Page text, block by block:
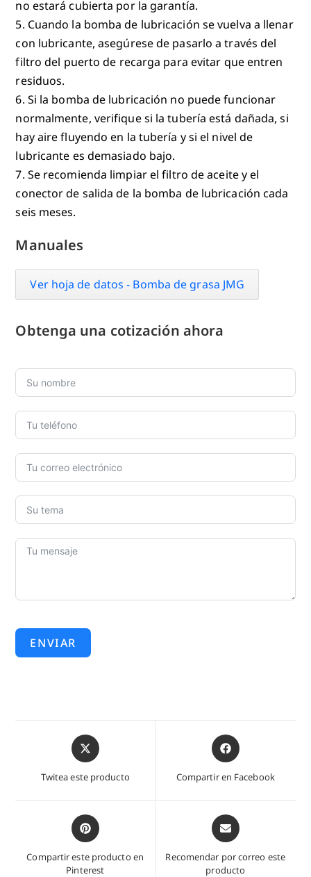
no estará cubierta por la garantía.
5. Cuando la bomba de lubricación se vuelva a llenar
con lubricante, asegúrese de pasarlo a través del
filtro del puerto de recarga para evitar que entren
residuos.
6. Si la bomba de lubricación no puede funcionar
normalmente, verifique si la tubería está dañada, si
hay aire fluyendo en la tubería y si el nivel de
lubricante es demasiado bajo.
7. Se recomienda limpiar el filtro de aceite y el
conector de salida de la bomba de lubricación cada
seis meses.
Manuales
Ver hoja de datos - Bomba de grasa JMG
Obtenga una cotización ahora
ENVIAR
Abre
en
nueva
Twitea este producto
Abre
en
nueva
Compartir en Facebook
Abre
en
nueva
Compartir este producto en
Pinterest
Abre
en
nueva
Recomendar por correo este
producto